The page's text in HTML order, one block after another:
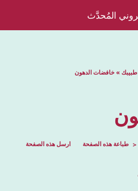
المُحدَّث
طبيبك » خافضات الدهون
طباعة هذه الصفحة ارسل هذه الصفحة